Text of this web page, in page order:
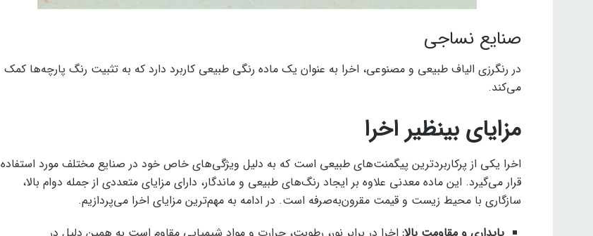
صنایع نساجی
در رنگرزی الیاف طبیعی و مصنوعی، اخرا به عنوان یک ماده رنگی طبیعی کاربرد دارد که به تثبیت رنگ پارچه‌ها کمک
می‌کند.
مزایای بینظیر اخرا
اخرا یکی از پرکاربردترین پیگمنت‌های طبیعی است که به دلیل ویژگی‌های خاص خود در صنایع مختلف مورد استفاده
قرار می‌گیرد. این ماده معدنی علاوه بر ایجاد رنگ‌های طبیعی و ماندگار، دارای مزایای متعددی از جمله دوام بالا،
سازگاری با محیط زیست و قیمت مقرون‌به‌صرفه است. در ادامه به مهم‌ترین مزایای اخرا می‌پردازیم.